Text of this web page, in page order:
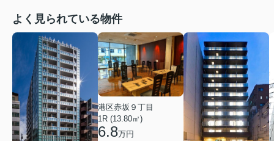
よく見られている物件
港区赤坂９丁目
1R (13.80㎡)
6.8万円